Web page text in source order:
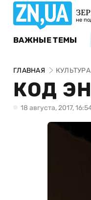
не
ВАЖНЫЕ ТЕМЫ
ГЛАВНАЯ КУЛЬТУРА
КОД
18 августа, 2017,